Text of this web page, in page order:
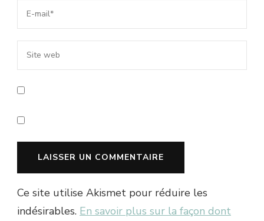
Ce site utilise Akismet pour réduire les
indésirables. En savoir plus sur la façon dont